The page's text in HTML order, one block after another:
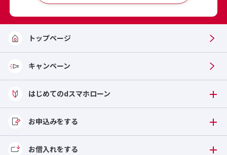
トップページ
キャンペーン
はじめてのdスマホローン
お申込みをする
お借入れをする